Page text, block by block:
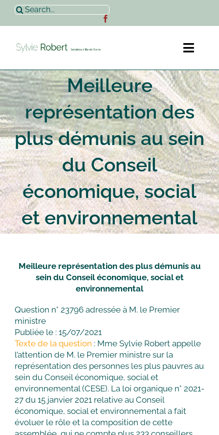
Passer
contenu
Rechercher:
Accueil
Sylvie Robert
Actualités
Contact
Meilleure
représentation des
plus démunis au sein
du Conseil
économique, social
et environnemental
Meilleure représentation des plus démunis au
sein du Conseil économique, social et
environnemental
Question n° 23796 adressée à M. le Premier
ministre
Publiée le : 15/07/2021
Texte de la question : Mme Sylvie Robert appelle
l’attention de M. le Premier ministre sur la
représentation des personnes les plus pauvres au
sein du Conseil économique, social et
environnemental (CESE). La loi organique n° 2021-
27 du 15 janvier 2021 relative au Conseil
économique, social et environnemental a fait
évoluer le rôle et la composition de cette